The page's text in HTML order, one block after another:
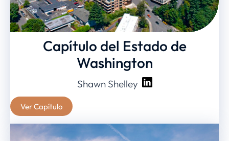
Capítulo del Estado de
Washington
Shawn Shelley
Ver Capítulo